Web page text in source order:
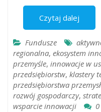
Czytaj dalej
Fundusze
regionalna, ekosystem
przemyśle, innowacje w
przedsiębiorstw, klastery
przedsiębiorstwa
rozwój gospodarczy,
wsparcie innowacji